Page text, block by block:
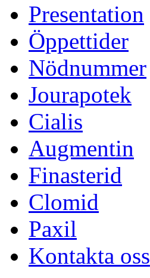
Presentation
Öppettider
Nödnummer
Jourapotek
Cialis
Augmentin
Finasterid
Clomid
Paxil
Kontakta oss